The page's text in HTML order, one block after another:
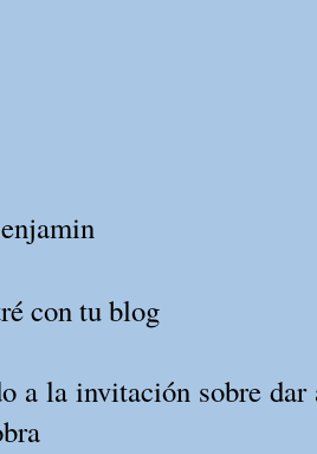
con tu blog
a la invitación sobre dar